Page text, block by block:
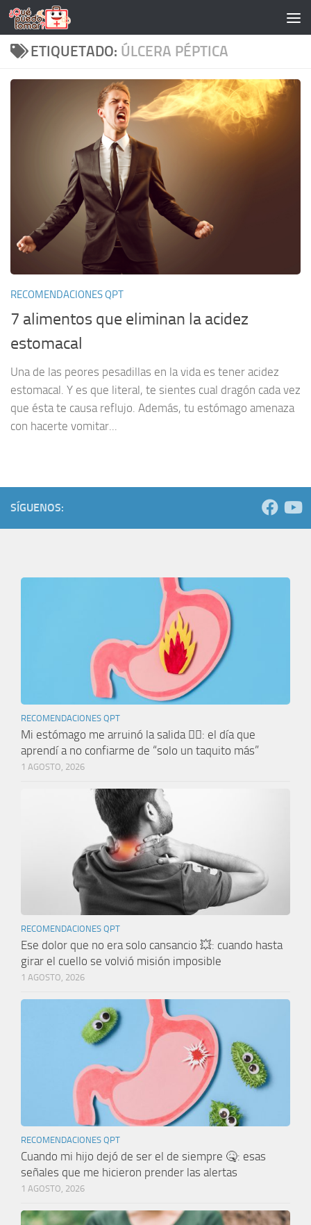
Saltar al contenido
ETIQUETADO: ÚLCERA PÉPTICA
RECOMENDACIONES QPT
7 alimentos que eliminan la acidez
estomacal
Una de las peores pesadillas en la vida es tener acidez
estomacal. Y es que literal, te sientes cual dragón cada vez
que ésta te causa reflujo. Además, tu estómago amenaza
con hacerte vomitar...
SÍGUENOS:
RECOMENDACIONES QPT
Mi estómago me arruinó la salida 🤦‍♀️: el día que
aprendí a no confiarme de “solo un taquito más”
1 AGOSTO, 2026
RECOMENDACIONES QPT
Ese dolor que no era solo cansancio 💥: cuando hasta
girar el cuello se volvió misión imposible
1 AGOSTO, 2026
RECOMENDACIONES QPT
Cuando mi hijo dejó de ser el de siempre 🤒: esas
señales que me hicieron prender las alertas
1 AGOSTO, 2026